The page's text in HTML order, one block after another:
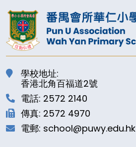
學校地址:
香港北角百福道2號
電話: 2572 2140
傳真: 2572 4970
電郵: school@puwy.edu.hk